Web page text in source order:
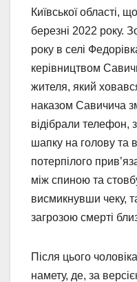
Київської області,
березні 2022 року.
року в селі
керівництвом
жителя, який
наказом Савичича
відібрали телефон,
шапку на голову та
потерпілого
між спиною та
висмикнувши чеку,
загрозою смерті
Після цього
намету, де, за